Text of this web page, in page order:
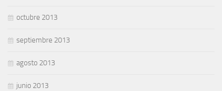
octubre 2013
septiembre 2013
agosto 2013
junio 2013